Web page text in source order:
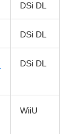
DSi DL
DSi DL
DSi DL
WiiU